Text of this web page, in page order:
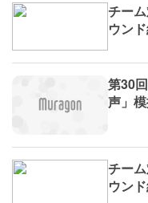
チー
ウン
第30
声」
チー
ウン